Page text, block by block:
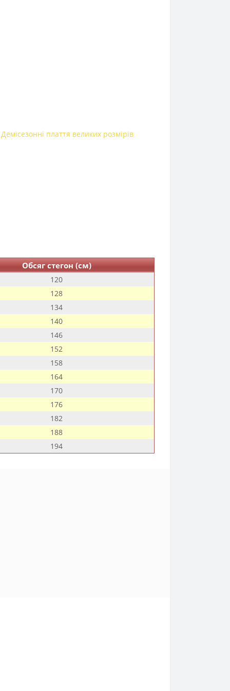
Демісезонні плаття великих розмірів
Обсяг стегон (см)
120
128
134
140
146
152
158
164
170
176
182
188
194